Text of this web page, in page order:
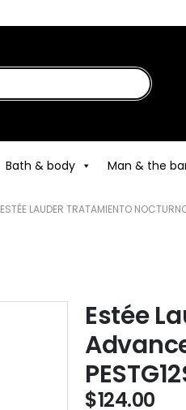
Bath & body Man & the
ESTÉE LAUDER TRATAMIENTO
Estée
$124.00